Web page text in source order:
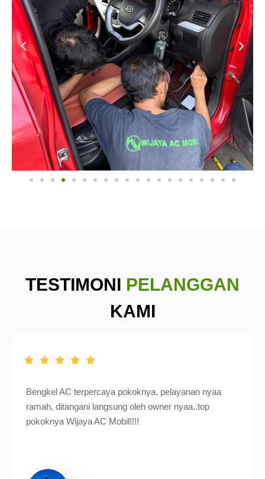
TESTIMONI PELANGGAN
KAMI
Bengkel AC terpercaya pokoknya, pelayanan nyaa
ramah, ditangani langsung oleh owner nyaa..top
pokoknya Wijaya AC Mobil!!!!